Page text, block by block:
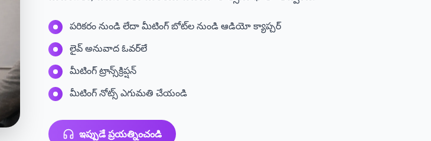
పరికరం నుండి లేదా మీటింగ్ బోట్‌ల నుండి ఆడియో క్యాప్చర్
లైవ్ అనువాద ఓవర్‌లే
మీటింగ్ ట్రాన్స్‌క్రిప్షన్
మీటింగ్ నోట్స్ ఎగుమతి చేయండి
ఇప్పుడే ప్రయత్నించండి